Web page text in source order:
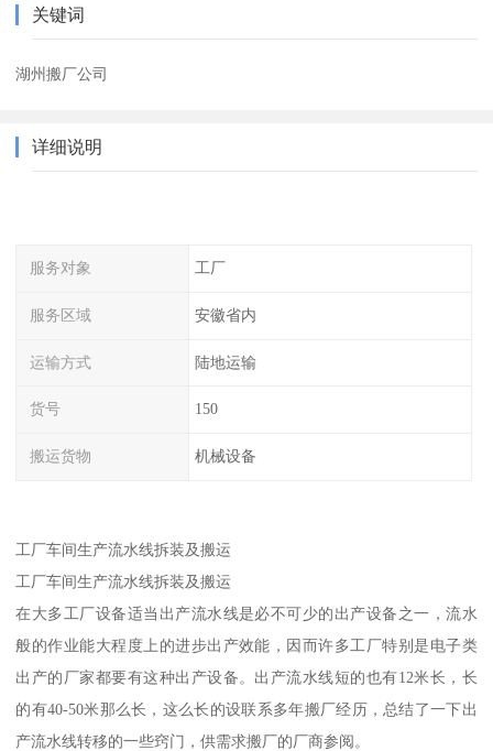
关键词
湖州搬厂公司
详细说明
服务对象 工厂
服务区域 安徽省内
运输方式 陆地运输
货号 150
搬运货物 机械设备
工厂车间生产流水线拆装及搬运
工厂车间生产流水线拆装及搬运
在大多工厂设备适当出产流水线是必不可少的出产设备之一，流水
般的作业能大程度上的进步出产效能，因而许多工厂特别是电子类
出产的厂家都要有这种出产设备。出产流水线短的也有12米长，长
的有40-50米那么长，这么长的设联系多年搬厂经历，总结了一下出
产流水线转移的一些窍门，供需求搬厂的厂商参阅。